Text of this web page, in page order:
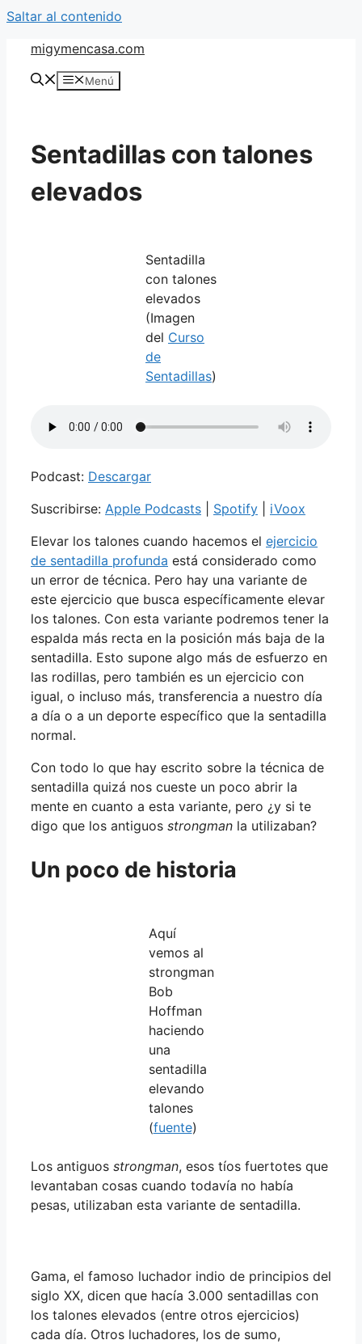
Saltar al contenido
migymencasa.com
Menú
Sentadillas con talones
elevados
Sentadilla
con talones
elevados
(Imagen
del Curso
de
Sentadillas)
Podcast: Descargar
Suscribirse: Apple Podcasts Spotify
iVoox
Elevar los talones cuando hacemos el ejercicio
de sentadilla profunda está considerado como
un error de técnica. Pero hay una variante de
este ejercicio que busca específicamente elevar
los talones. Con esta variante podremos tener la
espalda más recta en la posición más baja de la
sentadilla. Esto supone algo más de esfuerzo en
las rodillas, pero también es un ejercicio con
igual, o incluso más, transferencia a nuestro día
a día o a un deporte específico que la sentadilla
normal.
Con todo lo que hay escrito sobre la técnica de
sentadilla quizá nos cueste un poco abrir la
mente en cuanto a esta variante, pero ¿y si te
digo que los antiguos strongman la utilizaban?
Un poco de historia
Aquí
vemos al
strongman
Bob
Hoffman
haciendo
una
sentadilla
elevando
talones
(fuente)
Los antiguos strongman, esos tíos fuertotes que
levantaban cosas cuando todavía no había
pesas, utilizaban esta variante de sentadilla.
Gama, el famoso luchador indio de principios del
siglo XX, dicen que hacía 3.000 sentadillas con
los talones elevados (entre otros ejercicios)
cada día. Otros luchadores, los de sumo,